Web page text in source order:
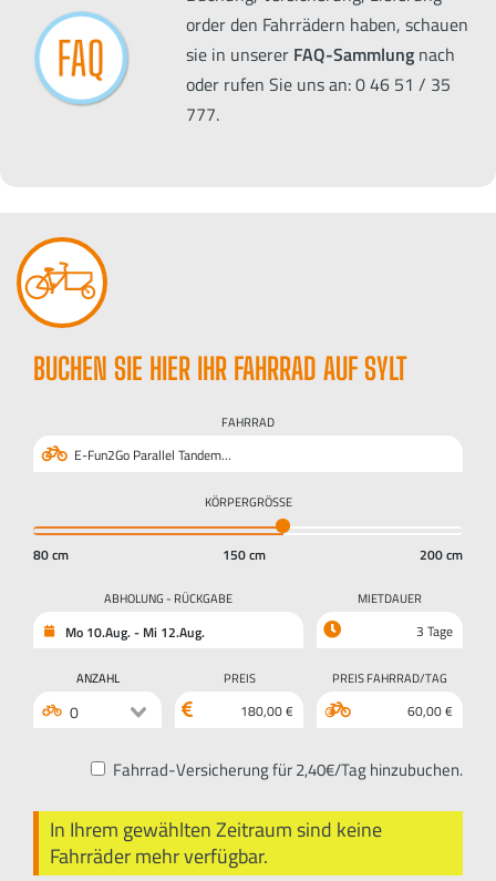
order den Fahrrädern haben, schauen
sie in unserer FAQ-Sammlungnach
oder rufen Sie uns an: 0 46 51 / 35
777.
BUCHEN SIE HIER IHR FAHRRAD AUF SYLT
FAHRRAD
E-Fun2Go Parallel Tandem...
KÖRPERGRÖSSE
80 cm 150 cm 200 cm
ABHOLUNG - RÜCKGABE
Mo 10.Aug.- Mi 12.Aug.
MIETDAUER
3 Tage
ANZAHL
0
PREIS
180,00 €
PREIS FAHRRAD/TAG
60,00 €
Fahrrad-Versicherung für 2,40€/Tag hinzubuchen.
In Ihrem gewählten Zeitraum sind keine
Fahrräder mehr verfügbar.